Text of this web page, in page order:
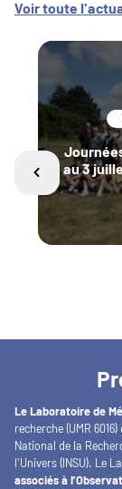
Voir toute
au 3
Le Laboratoire de
recherche (UMR
National de la
l'Univers (INSU). Le
associés à